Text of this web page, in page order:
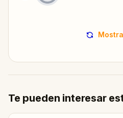
Te pueden interesar